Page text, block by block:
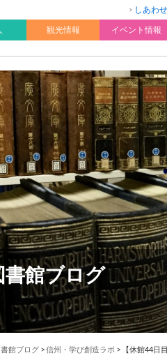
しあわ
観光情報 イベント情報
館ブログ
館ブログ >信州・学び創造ラボ > 【休館44日